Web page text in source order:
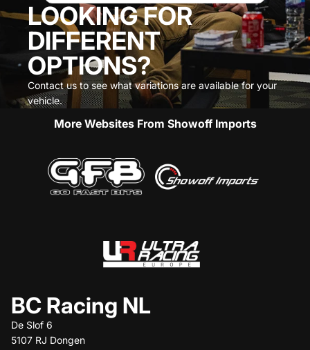
LOOKING FOR
DIFFERENT
OPTIONS?
Contact us to see what variations are available for your
vehicle.
More Websites From Showoff Imports
BC Racing NL
De Slof 6
5107 RJ Dongen